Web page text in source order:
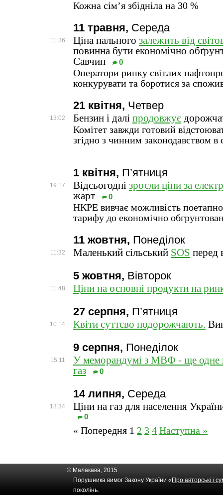
Кожна сім’я збідніла на 30 %
11 травня, Середа
11:36 Ціна пального залежить від
повинна бути економічно
Савчин
0
Оператори ринку світлих
конкурувати та боротися за
21 квітня, Четвер
13:02 Бензин і далі продовжує
Комітет завжди готовий
згідно з чинним законодавством в
1 квітня, П’ятниця
19:17 Відсьогодні зросли ціни за
жарт
0
НКРЕ вивчає можливість
тарифу до економічно
11 жовтня, Понеділок
11:32 Маленький сільський SOS перед
5 жовтня, Вівторок
11:48 Ціни на основні продукти на
27 серпня, П’ятниця
10:14 Квіти суттєво подорожчають.
9 серпня, Понеділок
15:11
У меморандумі з МВФ - ще одне
газ
0
14 липня, Середа
13:34 Ціни на газ для населення
0
« Попередня 1 2 3 4 Наступна »
© Малакава, 2015
Порушника вимог Закону України « Про авторські і
поколінь.